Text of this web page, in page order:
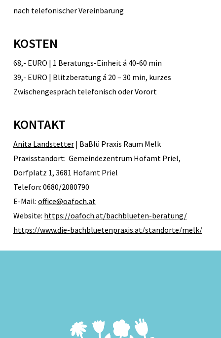
nach telefonischer Vereinbarung
KOSTEN
68,- EURO | 1 Beratungs-Einheit á 40-60 min
39,- EURO | Blitzberatung á 20 – 30 min, kurzes
Zwischengespräch telefonisch oder Vorort
KONTAKT
Anita Landstetter| BaBlü Praxis Raum Melk
Praxisstandort: Gemeindezentrum Hofamt Priel,
Dorfplatz 1, 3681 Hofamt Priel
Telefon: 0680/2080790
E-Mail: office@oafoch.at
Website: https://oafoch.at/bachblueten-beratung/
https://www.die-bachbluetenpraxis.at/standorte/melk/